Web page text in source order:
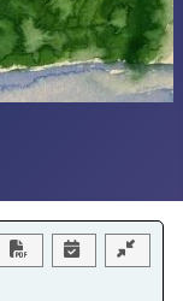
Download PDF